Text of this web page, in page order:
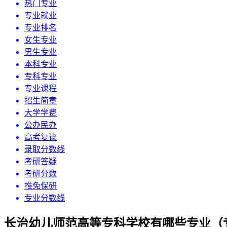
热门专业
专业就业
专业排名
女生专业
男生专业
本科专业
专科专业
专业课程
招生简章
大学学费
公办民办
高考复读
录取分数线
考研答疑
考研分数
推免保研
专业分数线
长治幼儿师范高等专科学校有哪些专业（